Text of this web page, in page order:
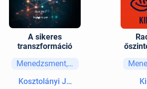
A sikeres
transzformáció
Menedzsment, vezetési stratégiák
Kosztolányi János